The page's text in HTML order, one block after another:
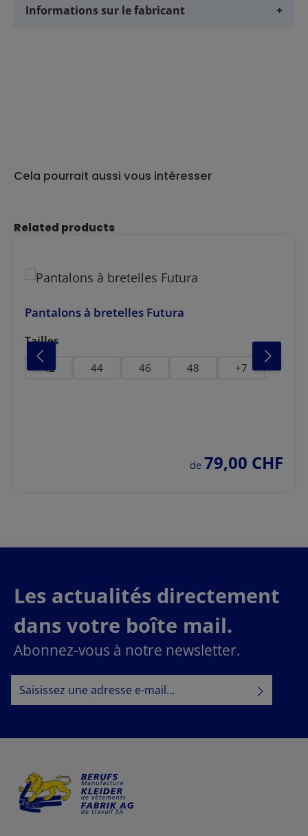
Informations sur le fabricant +
Cela pourrait aussi vous intéresser
Ignorer la galerie de produits
Related products
Pantalons à bretelles Futura
Sélectionnez
Tailles
42 44 46 48 +7
prix régulier :
de 79,00 CHF
Les actualités directement
dans votre boîte mail.
Abonnez-vous à notre newsletter.
Adresse e-mail*
En sélectionnant Continuer, vous confirmez que vous